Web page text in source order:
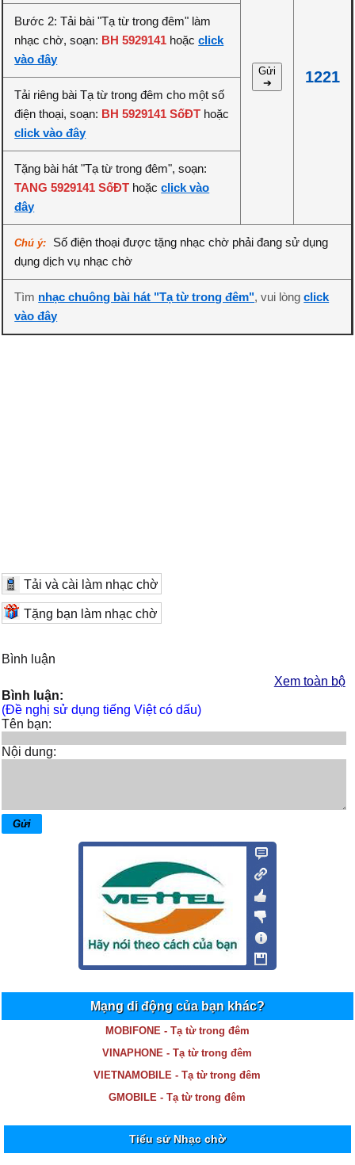
Gửi
➔
1221
Bước 2: Tải bài "Tạ từ trong đêm" làm
nhạc chờ, soạn: BH 5929141 hoặcclick
vào đây
Tải riêng bài Tạ từ trong đêm cho một số
điện thoại, soạn: BH 5929141 SốĐT hoặc
click vào đây
Tặng bài hát "Tạ từ trong đêm", soạn:
TANG 5929141 SốĐT hoặcclick vào
đây
Chú ý:
Số điện thoại được tặng nhạc chờ phải đang sử dụng
dụng dịch vụ nhạc chờ
Tìm nhạc chuông bài hát "Tạ từ trong đêm", vui lòngclick
vào đây
Tải và cài làm nhạc chờ
Tặng bạn làm nhạc chờ
Bình luận
Xem toàn bộ
Bình luận:
(Đề nghị sử dụng tiếng Việt có dấu)
Tên bạn:
Nội dung:
Mạng di động của bạn khác?
MOBIFONE - Tạ từ trong đêm
VINAPHONE - Tạ từ trong đêm
VIETNAMOBILE - Tạ từ trong đêm
GMOBILE - Tạ từ trong đêm
Tiểu sử Nhạc chờ